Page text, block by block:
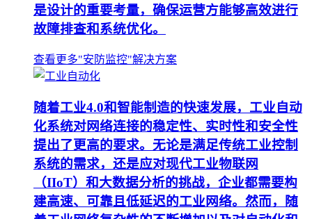
是设计的重要考量，确保运营方能够高效进行
故障排查和系统优化。
查看更多"安防监控"解决方案
随着工业4.0和智能制造的快速发展，工业自动
化系统对网络连接的稳定性、实时性和安全性
提出了更高的要求。无论是满足传统工业控制
系统的需求，还是应对现代工业物联网
（IIoT）和大数据分析的挑战，企业都需要构
建高速、可靠且低延迟的工业网络。然而，随